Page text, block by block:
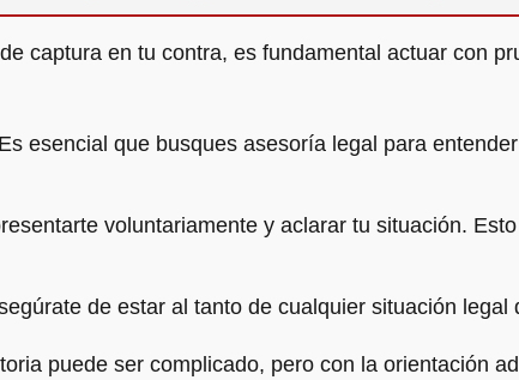
captura en tu contra, es fundamental actuar con
Es esencial que busques asesoría legal para
voluntariamente y aclarar tu situación.
de estar al tanto de cualquier situación legal
puede ser complicado, pero con la orientación